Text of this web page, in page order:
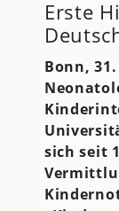
Erste
Bonn,
sich seit